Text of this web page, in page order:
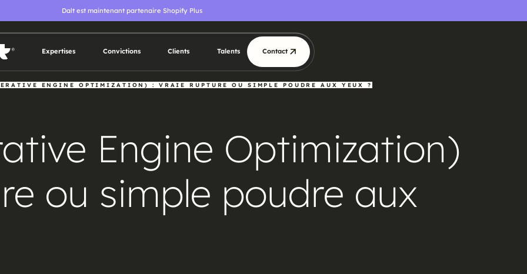
Dalt est maintenant partenaire Shopify Plus
Expertises
Convictions
Clients
Talents
Contact
ENGINE OPTIMIZATION) : VRAIE RUPTURE OU SIMPLE POUDRE AUX YEUX ?
Engine Optimization)
ou simple poudre aux